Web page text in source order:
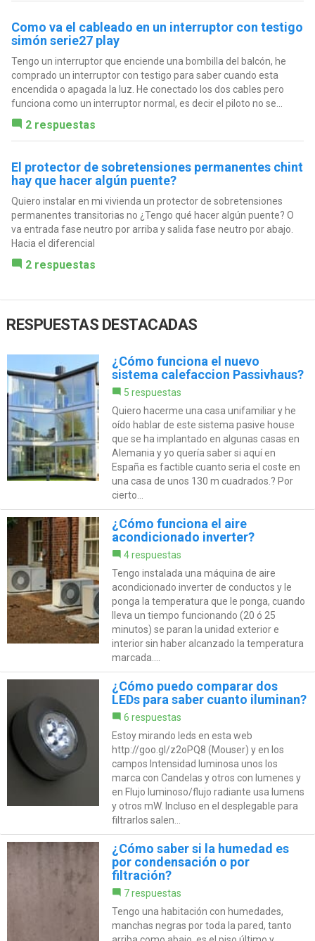
Como va el cableado en un interruptor con testigo
simón serie27 play
Tengo un interruptor que enciende una bombilla del balcón, he
comprado un interruptor con testigo para saber cuando esta
encendida o apagada la luz. He conectado los dos cables pero
funciona como un interruptor normal, es decir el piloto no se...
2 respuestas
El protector de sobretensiones permanentes chint
hay que hacer algún puente?
Quiero instalar en mi vivienda un protector de sobretensiones
permanentes transitorias no ¿Tengo qué hacer algún puente? O
va entrada fase neutro por arriba y salida fase neutro por abajo.
Hacia el diferencial
2 respuestas
RESPUESTAS DESTACADAS
¿Cómo funciona el nuevo
sistema calefaccion Passivhaus?
5 respuestas
Quiero hacerme una casa unifamiliar y he
oído hablar de este sistema pasive house
que se ha implantado en algunas casas en
Alemania y yo quería saber si aquí en
España es factible cuanto seria el coste en
una casa de unos 130 m cuadrados.? Por
cierto...
¿Cómo funciona el aire
acondicionado inverter?
4 respuestas
Tengo instalada una máquina de aire
acondicionado inverter de conductos y le
ponga la temperatura que le ponga, cuando
lleva un tiempo funcionando (20 ó 25
minutos) se paran la unidad exterior e
interior sin haber alcanzado la temperatura
marcada....
¿Cómo puedo comparar dos
LEDs para saber cuanto iluminan?
6 respuestas
Estoy mirando leds en esta web
http://goo.gl/z2oPQ8 (Mouser) y en los
campos Intensidad luminosa unos los
marca con Candelas y otros con lumenes y
en Flujo luminoso/flujo radiante usa lumens
y otros mW. Incluso en el desplegable para
filtrarlos salen...
¿Cómo saber si la humedad es
por condensación o por
filtración?
7 respuestas
Tengo una habitación con humedades,
manchas negras por toda la pared, tanto